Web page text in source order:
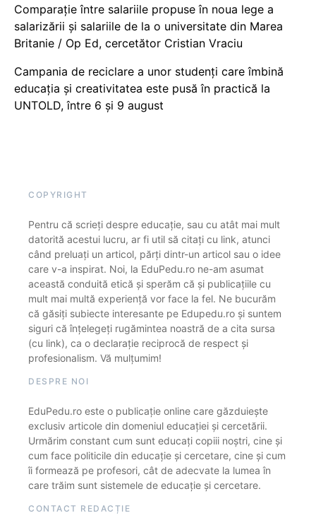
Comparație între salariile propuse în noua lege a
salarizării și salariile de la o universitate din Marea
Britanie / Op Ed, cercetător Cristian Vraciu
Campania de reciclare a unor studenți care îmbină
educația și creativitatea este pusă în practică la
UNTOLD, între 6 și 9 august
COPYRIGHT
Pentru că scrieți despre educație, sau cu atât mai mult
datorită acestui lucru, ar fi util să citați cu link, atunci
când preluați un articol, părți dintr-un articol sau o idee
care v-a inspirat. Noi, la EduPedu.ro ne-am asumat
această conduită etică și sperăm că și publicațiile cu
mult mai multă experiență vor face la fel. Ne bucurăm
că găsiți subiecte interesante pe Edupedu.ro și suntem
siguri că înțelegeți rugămintea noastră de a cita sursa
(cu link), ca o declarație reciprocă de respect și
profesionalism. Vă mulțumim!
DESPRE NOI
EduPedu.ro este o publicație online care găzduiește
exclusiv articole din domeniul educației și cercetării.
Urmărim constant cum sunt educați copiii noștri, cine și
cum face politicile din educație și cercetare, cine și cum
îi formează pe profesori, cât de adecvate la lumea în
care trăim sunt sistemele de educație și cercetare.
CONTACT REDACȚIE